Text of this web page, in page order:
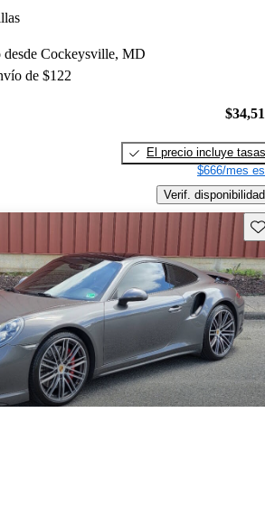
Cockeysville, MD
de $122
El precio incluye tasas
$666/mes
Verif. disponibilidad